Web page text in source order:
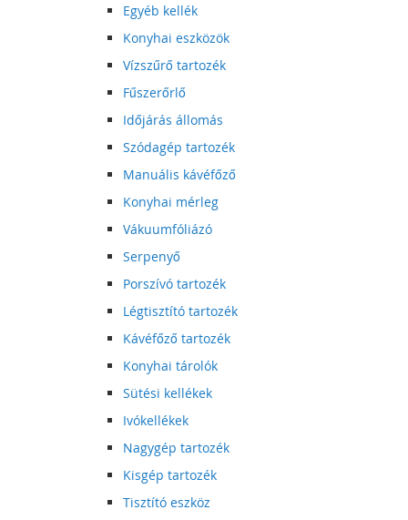
Egyéb kellék
Konyhai eszközök
Vízszűrő tartozék
Fűszerőrlő
Időjárás állomás
Szódagép tartozék
Manuális kávéfőző
Konyhai mérleg
Vákuumfóliázó
Serpenyő
Porszívó tartozék
Légtisztító tartozék
Kávéfőző tartozék
Konyhai tárolók
Sütési kellékek
Ivókellékek
Nagygép tartozék
Kisgép tartozék
Tisztító eszköz